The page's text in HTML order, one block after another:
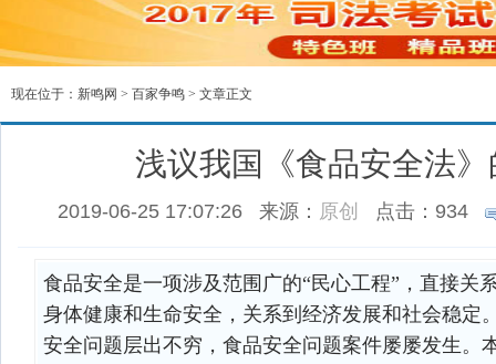
现在位于： 新鸣网 > 百家争鸣 > 文章正文
浅议我国《食品安全法
2019-06-25 17:07:26 来源： 原创 点击： 934
食品安全是一项涉及范围广的“民心工程”，直接关
身体健康和生命安全，关系到经济发展和社会稳定
安全问题层出不穷，食品安全问题案件屡屡发生。